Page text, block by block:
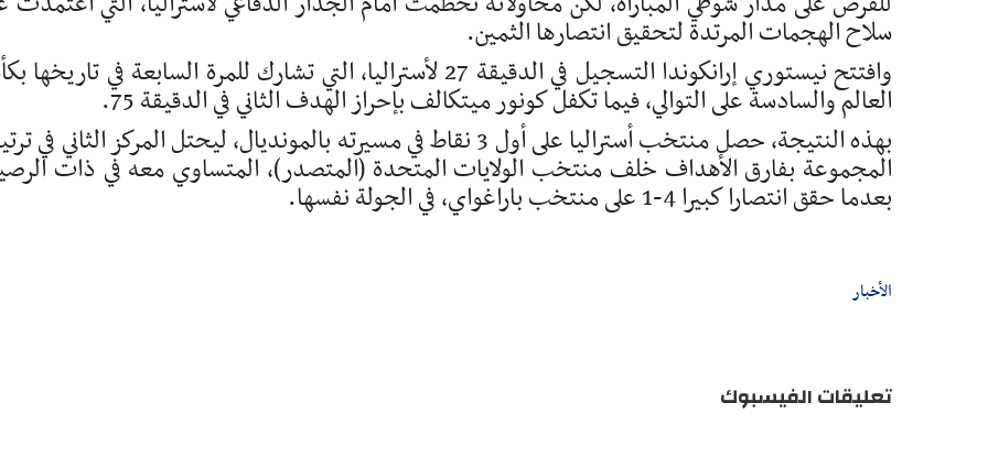
سلاح الهجمات المرتدة لتحقيق انتصارها الثمين.
وافتتح نيستوري إرانكوندا التسجيل في الدقيقة 27 لأستراليا، التي تشارك للمرة السابعة في
العالم والسادسة على التوالي، فيما تكفل كونور ميتكالف بإحراز الهدف الثاني في الدقيقة 75.
بهذه النتيجة، حصل منتخب أستراليا على أول 3 نقاط في مسيرته بالمونديال، ليحتل المركز الثاني
المجموعة بفارق الأهداف خلف منتخب الولايات المتحدة (المتصدر)، المتساوي معه في ذات
بعدما حقق انتصارا كبيرا 4-1 على منتخب باراغواي، في الجولة نفسها.
الأخبار
تعليقات الفيسبوك